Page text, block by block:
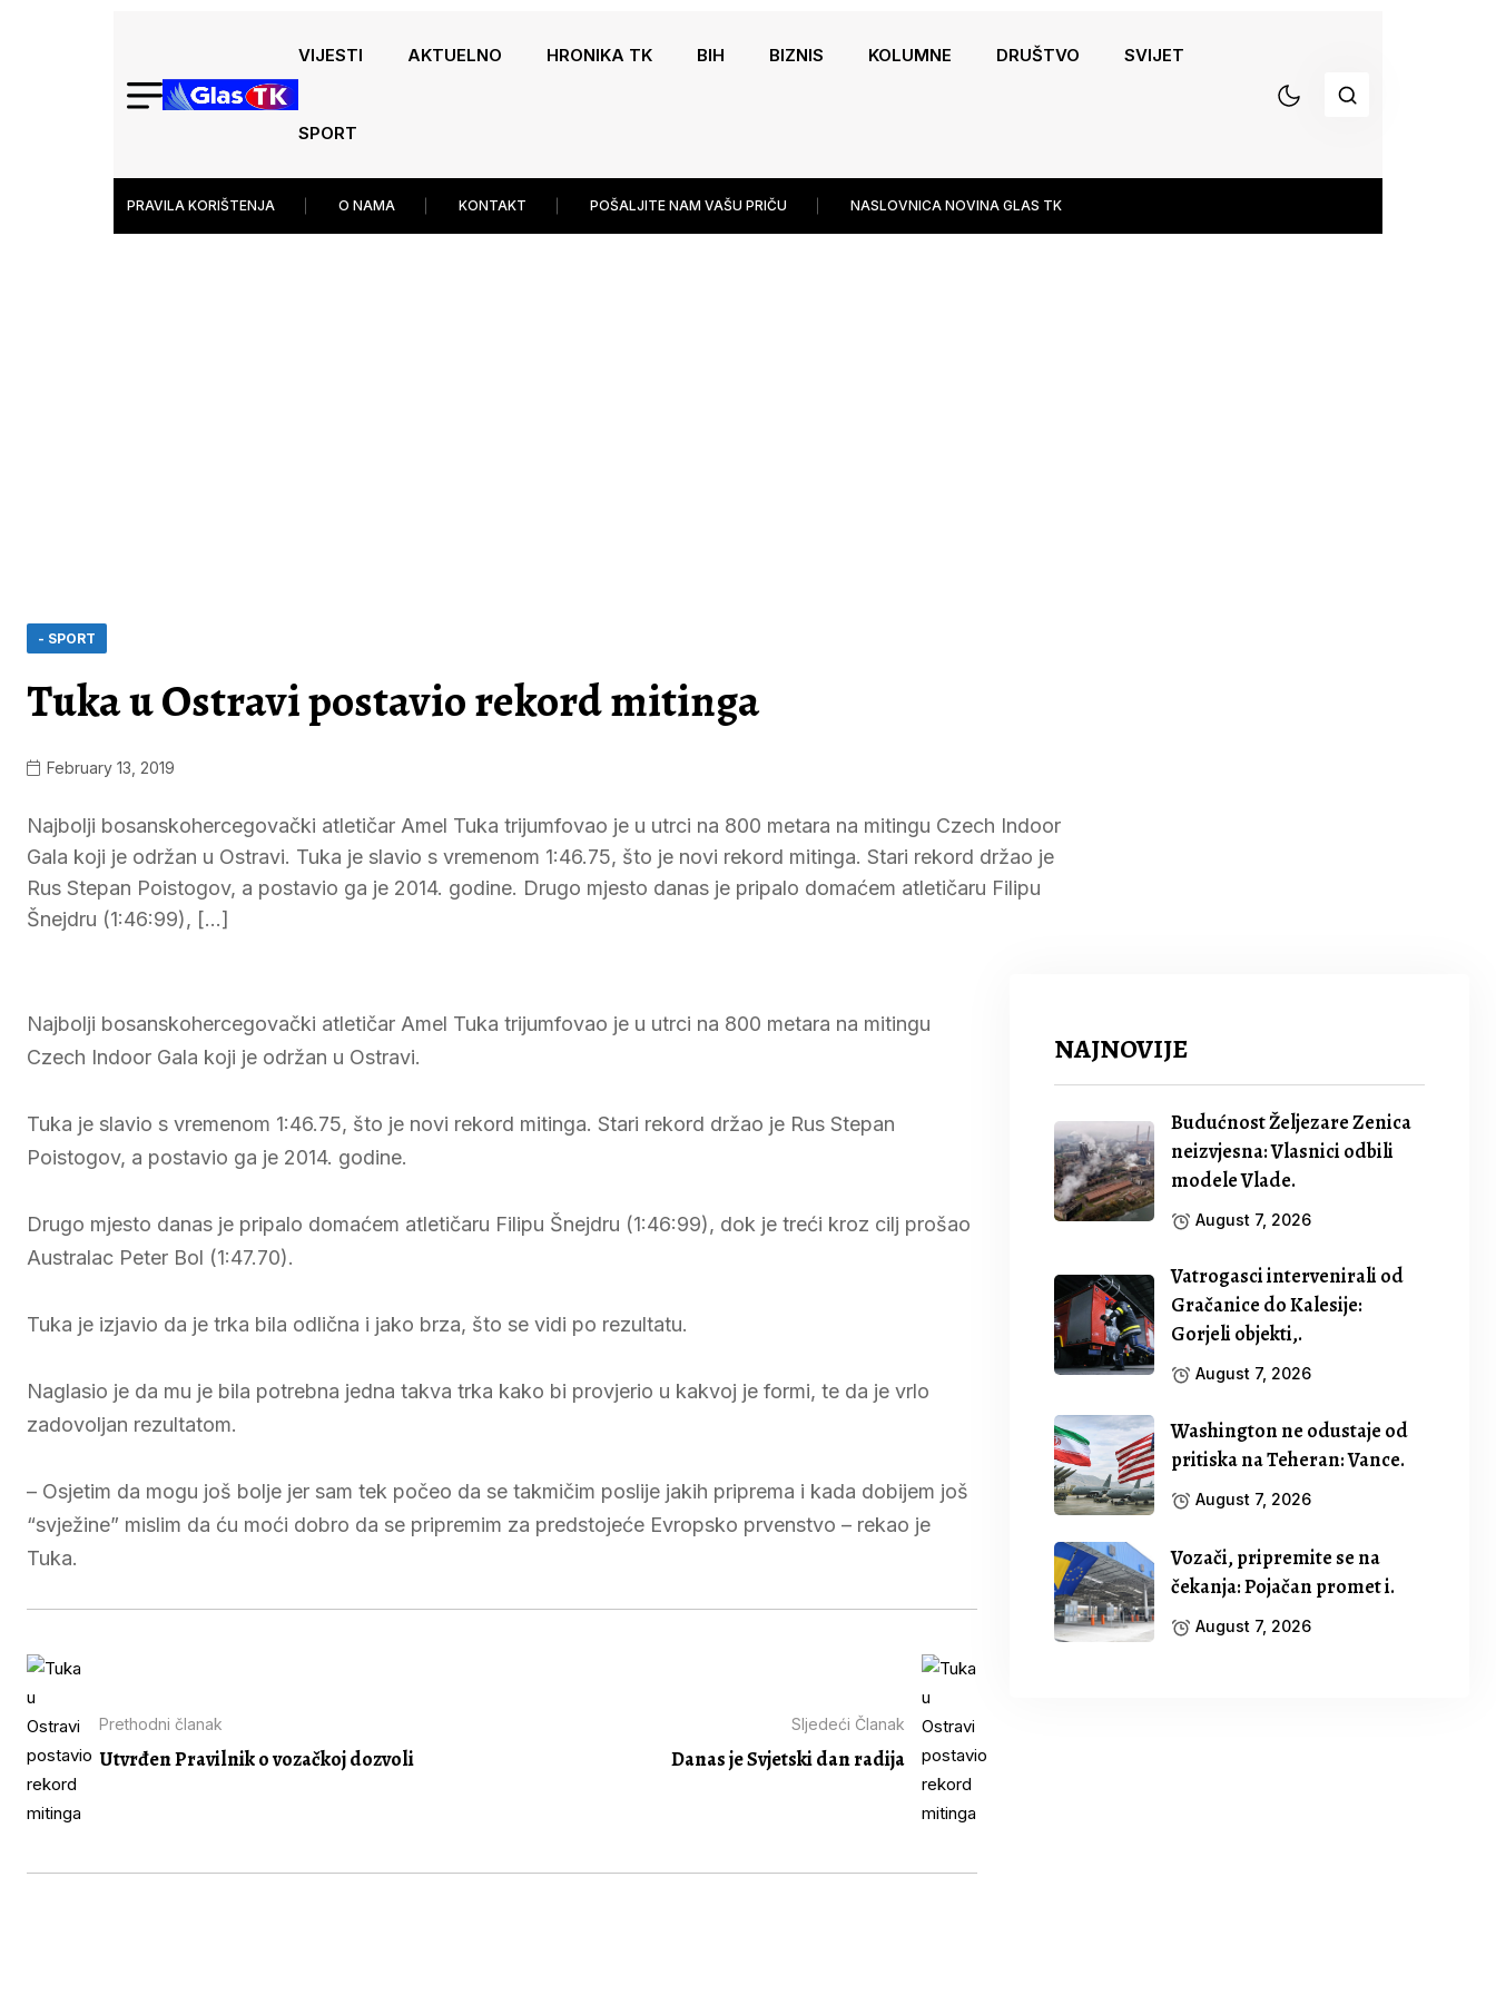
VIJESTI AKTUELNO HRONIKA TK BIH BIZNIS KOLUMNE DRUŠTVO SVIJET
SPORT
PRAVILA KORIŠTENJA O NAMA KONTAKT POŠALJITE NAM VAŠU PRIČU NASLOVNICA NOVINA GLAS TK
- SPORT
Tuka u Ostravi postavio rekord mitinga
February 13, 2019
Najbolji bosanskohercegovački atletičar Amel Tuka trijumfovao je u utrci na 800 metara na mitingu Czech Indoor
Gala koji je održan u Ostravi. Tuka je slavio s vremenom 1:46.75, što je novi rekord mitinga. Stari rekord držao je
Rus Stepan Poistogov, a postavio ga je 2014. godine. Drugo mjesto danas je pripalo domaćem atletičaru Filipu
Šnejdru (1:46:99), […]
Najbolji bosanskohercegovački atletičar Amel Tuka trijumfovao je u utrci na 800 metara na mitingu
Czech Indoor Gala koji je održan u Ostravi.
Tuka je slavio s vremenom 1:46.75, što je novi rekord mitinga. Stari rekord držao je Rus Stepan
Poistogov, a postavio ga je 2014. godine.
Drugo mjesto danas je pripalo domaćem atletičaru Filipu Šnejdru (1:46:99), dok je treći kroz cilj prošao
Australac Peter Bol (1:47.70).
Tuka je izjavio da je trka bila odlična i jako brza, što se vidi po rezultatu.
Naglasio je da mu je bila potrebna jedna takva trka kako bi provjerio u kakvoj je formi, te da je vrlo
zadovoljan rezultatom.
– Osjetim da mogu još bolje jer sam tek počeo da se takmičim poslije jakih priprema i kada dobijem još
“svježine” mislim da ću moći dobro da se pripremim za predstojeće Evropsko prvenstvo – rekao je
Tuka.
Prethodni članak
Utvrđen Pravilnik o vozačkoj dozvoli
Sljedeći Članak
Danas je Svjetski dan radija
NAJNOVIJE
Budućnost Željezare Zenica
neizvjesna: Vlasnici odbili
modele Vlade.
August 7, 2026
Vatrogasci intervenirali od
Gračanice do Kalesije:
Gorjeli objekti,.
August 7, 2026
Washington ne odustaje od
pritiska na Teheran: Vance.
August 7, 2026
Vozači, pripremite se na
čekanja: Pojačan promet i.
August 7, 2026